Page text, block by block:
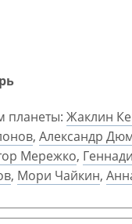
планеты: Жаклин
, Александр
Мережко,
, Мори Чайкин,